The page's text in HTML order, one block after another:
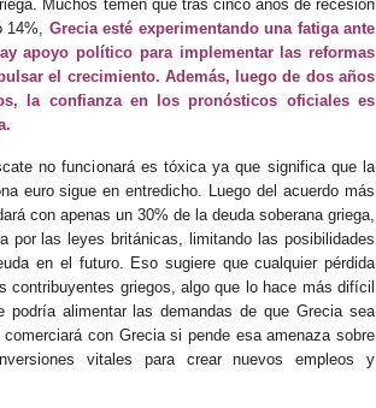
Muchos temen que tras cinco años de recesión
14%, Grecia esté experimentando una fatiga ante
apoyo político para implementar las reformas
el crecimiento. Además, luego de dos años
la confianza en los pronósticos oficiales es
no funcionará es tóxica ya que significa que la
euro sigue en entredicho. Luego del acuerdo más
con apenas un 30% de la deuda soberana griega,
por las leyes británicas, limitando las posibilidades
en el futuro. Eso sugiere que cualquier pérdida
contribuyentes griegos, algo que lo hace más difícil
podría alimentar las demandas de que Grecia sea
con Grecia si pende esa amenaza sobre
vitales para crear nuevos empleos y